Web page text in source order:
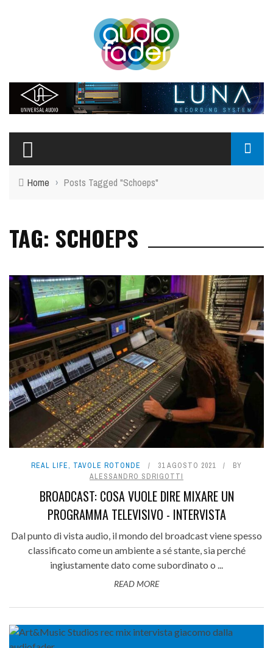
Home › Posts Tagged "Schoeps"
TAG: SCHOEPS
REAL LIFE, TAVOLE ROTONDE 31 AGOSTO 2021
BY
ALESSANDRO SDRIGOTTI
BROADCAST: COSA VUOLE DIRE MIXARE UN
PROGRAMMA TELEVISIVO - INTERVISTA
Dal punto di vista audio, il mondo del broadcast viene spesso
classificato come un ambiente a sé stante, sia perché
ingiustamente dato come subordinato o ...
READ MORE